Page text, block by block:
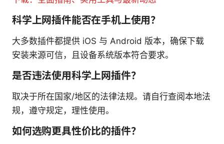
科学上网插件能否在手机上使用？
大多数插件都提供 iOS 与 Android 版本，确保下载
安装来源可信，且设备系统版本符合要求。
是否违法使用科学上网插件？
取决于所在国家/地区的法律法规。请自行查阅本地法
规，遵守规定，理性使用。
如何选购更具性价比的插件？